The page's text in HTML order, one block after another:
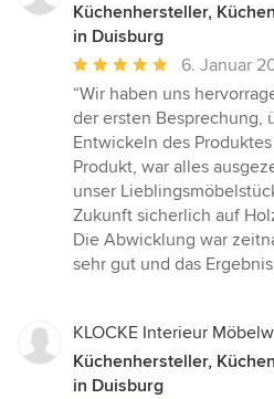
Küchenhersteller,
in Duisburg
Durchschnittliche
Bewertung:
5
von
5
Sternen
6. Januar
“Wir haben uns
der ersten Besprechung,
Entwickeln des
Produkt, war alles
unser
Zukunft sicherlich auf
Die Abwicklung war
sehr gut und das
KLOCKE Interieur
Küchenhersteller,
in Duisburg